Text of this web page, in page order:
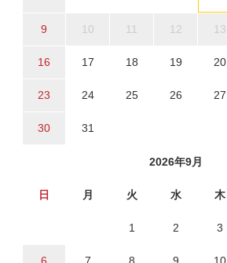
9 10 11 12 13
16 17 18 19 20
23 24 25 26 27
30 31
2026年9月
日 月 火 水 木
1 2 3
6 7 8 9 10